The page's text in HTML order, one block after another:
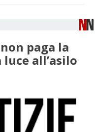
paga la
all’asilo